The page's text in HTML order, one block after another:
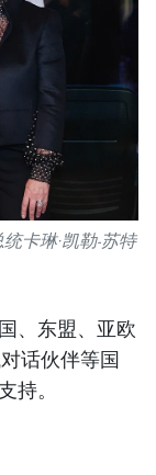
卡琳·凯勒-苏特
、东盟、亚欧
话伙伴等国
持。